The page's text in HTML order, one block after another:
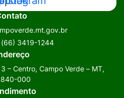
Social
(66) 3419-1244
– Centro, Campo Verde – MT,
000